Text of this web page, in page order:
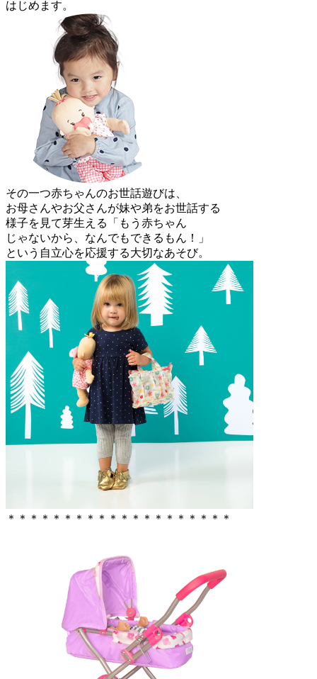
はじめます。
その一つ赤ちゃんのお世話遊びは、
お母さんやお父さんが妹や弟をお世話する
様子を見て芽生える「もう赤ちゃん
じゃないから、なんでもできるもん！」
という自立心を応援する大切なあそび。
＊＊＊＊＊＊＊＊＊＊＊＊＊＊＊＊＊＊＊＊